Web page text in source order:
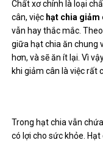
Chất xơ chính là loại
cân, việc hạt chia giảm
vẫn hay thắc mắc.
giữa hạt chia ăn chung
hơn, và sẽ ăn ít lại. Vì
khi giảm cân là việc rất
Trong hạt chia vẫn
có lợi cho sức khỏe.